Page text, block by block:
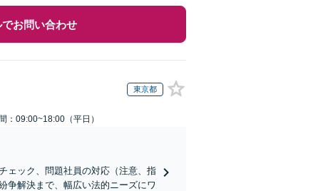
でお問い合わせ
東京都
：09:00~18:00（平日）
ェック、問題社員の対応（注意、指
争解決まで、幅広い法的ニーズにワ